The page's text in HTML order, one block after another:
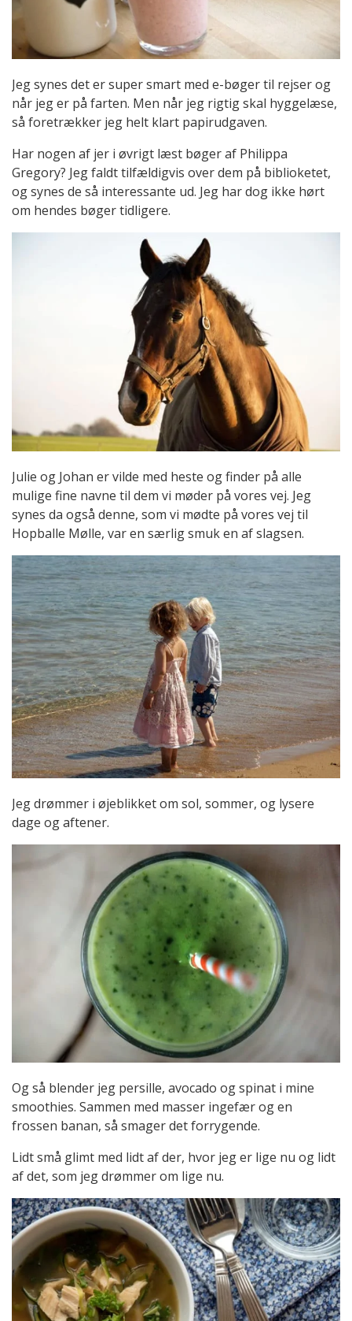
Jeg synes det er super smart med e-bøger til rejser og
når jeg er på farten. Men når jeg rigtig skal hyggelæse,
så foretrækker jeg helt klart papirudgaven.
Har nogen af jer i øvrigt læst bøger af Philippa
Gregory? Jeg faldt tilfældigvis over dem på biblioketet,
og synes de så interessante ud. Jeg har dog ikke hørt
om hendes bøger tidligere.
Julie og Johan er vilde med heste og finder på alle
mulige fine navne til dem vi møder på vores vej. Jeg
synes da også denne, som vi mødte på vores vej til
Hopballe Mølle, var en særlig smuk en af slagsen.
Jeg drømmer i øjeblikket om sol, sommer, og lysere
dage og aftener.
Og så blender jeg persille, avocado og spinat i mine
smoothies. Sammen med masser ingefær og en
frossen banan, så smager det forrygende.
Lidt små glimt med lidt af der, hvor jeg er lige nu og lidt
af det, som jeg drømmer om lige nu.